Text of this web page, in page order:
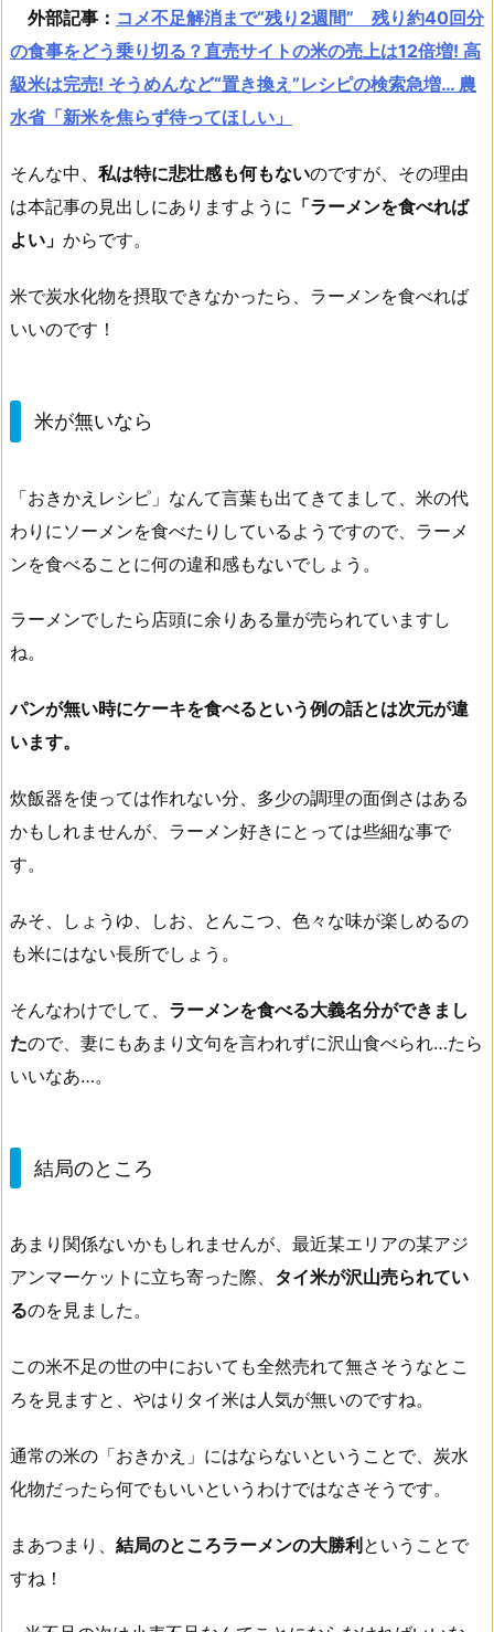
外部記事： コメ不足解消まで“残り2週間” 残り約40回分
の食事をどう乗り切る？直売サイトの米の売上は12倍増! 高
級米は完売! そうめんなど“置き換え”レシピの検索急増… 農
水省「新米を焦らず待ってほしい」
そんな中、 私は特に悲壮感も何もないのですが、その理由
は本記事の見出しにありますように 「ラーメンを食べれば
よい」 からです。
米で炭水化物を摂取できなかったら、ラーメンを食べれば
いいのです！
米が無いなら
「おきかえレシピ」なんて言葉も出てきてまして、米の代
わりにソーメンを食べたりしているようですので、ラーメ
ンを食べることに何の違和感もないでしょう。
ラーメンでしたら店頭に余りある量が売られていますし
ね。
パンが無い時にケーキを食べるという例の話とは次元が違
います。
炊飯器を使っては作れない分、多少の調理の面倒さはある
かもしれませんが、ラーメン好きにとっては些細な事で
す。
みそ、しょうゆ、しお、とんこつ、色々な味が楽しめるの
も米にはない長所でしょう。
そんなわけでして、 ラーメンを食べる大義名分ができまし
たので、妻にもあまり文句を言われずに沢山食べられ…たら
いいなあ…。
結局のところ
あまり関係ないかもしれませんが、最近某エリアの某アジ
アンマーケットに立ち寄った際、 タイ米が沢山売られてい
るのを見ました。
この米不足の世の中においても全然売れて無さそうなとこ
ろを見ますと、やはりタイ米は人気が無いのですね。
通常の米の「おきかえ」にはならないということで、炭水
化物だったら何でもいいというわけではなさそうです。
まあつまり、 結局のところラーメンの大勝利ということで
すね！